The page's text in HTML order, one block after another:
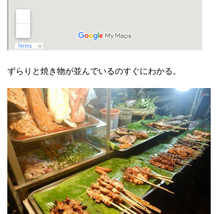
ずらりと焼き物が並んでいるのすぐにわかる。